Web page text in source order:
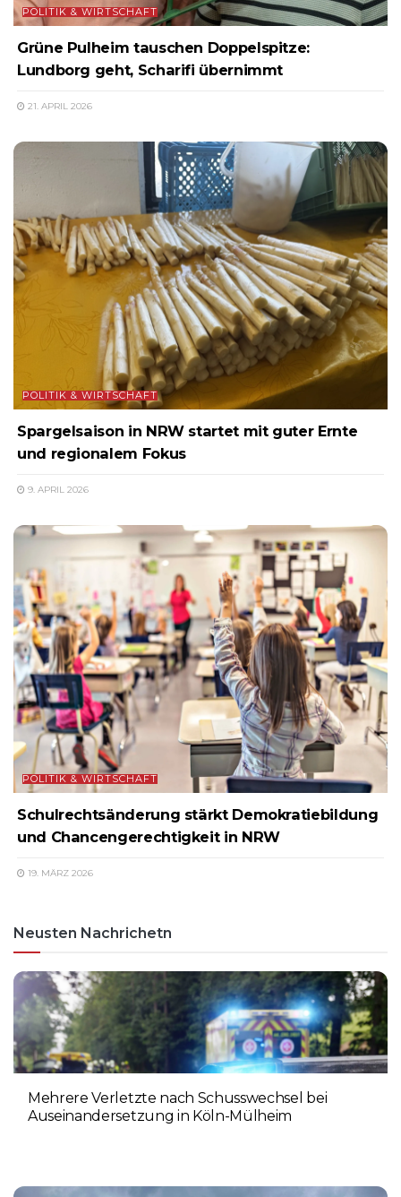
POLITIK & WIRTSCHAFT
Grüne Pulheim tauschen Doppelspitze:
Lundborg geht, Scharifi übernimmt
21. APRIL 2026
POLITIK & WIRTSCHAFT
Spargelsaison in NRW startet mit guter Ernte
und regionalem Fokus
9. APRIL 2026
POLITIK & WIRTSCHAFT
Schulrechtsänderung stärkt Demokratiebildung
und Chancengerechtigkeit in NRW
19. MÄRZ 2026
Neusten Nachrichetn
Mehrere Verletzte nach Schusswechsel bei
Auseinandersetzung in Köln-Mülheim